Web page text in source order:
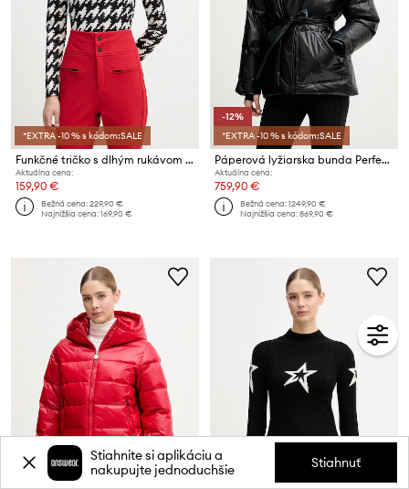
*EXTRA -10 % s kódom:SALE
Funkčné tričko s dlhým rukávom Perfect Moment
Aktuálna cena:
159,90 €
Bežná cena:229,90 €
Najnižšia cena:169,90 €
-12%
*EXTRA -10 % s kódom:SALE
Páperová lyžiarska bunda Perfect Moment Cortina
Aktuálna cena:
759,90 €
Bežná cena:1249,90 €
Najnižšia cena:869,90 €
Stiahnite si aplikáciu a
nakupujte jednoduchšie
Stiahnuť